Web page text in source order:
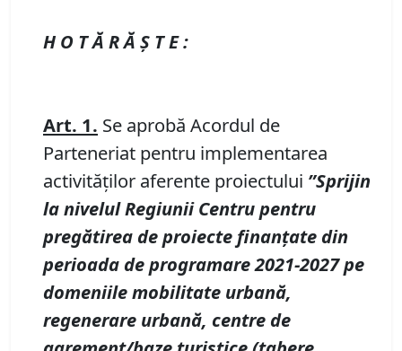
H O T Ă R Ă Ş T E :
Art. 1. Se aprobă Acordul de
Parteneriat pentru implementarea
activităților aferente proiectului ”Sprijin
la nivelul Regiunii Centru pentru
pregătirea de proiecte finanțate din
perioada de programare 2021-2027 pe
domeniile mobilitate urbană,
regenerare urbană, centre de